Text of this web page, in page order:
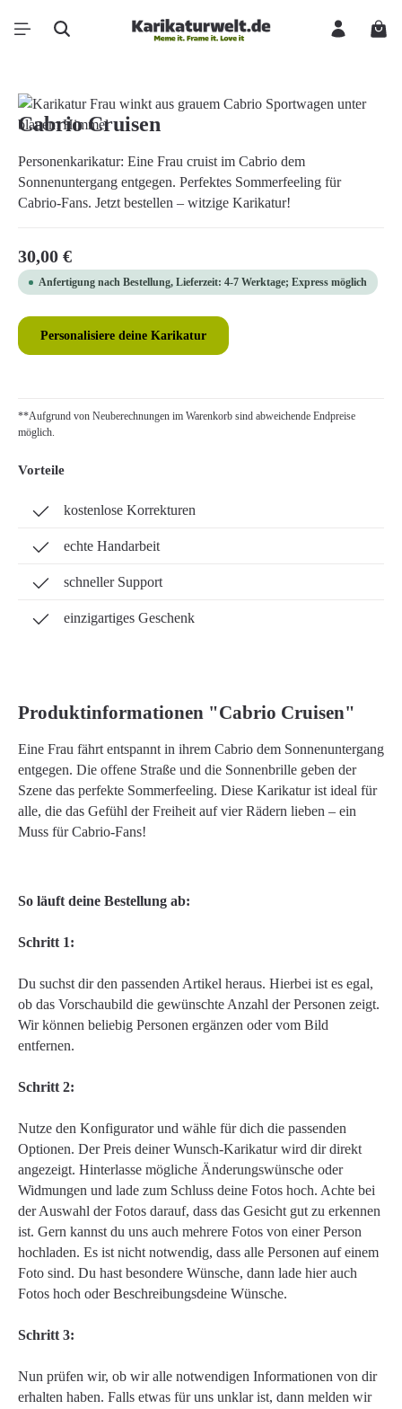
Zum Hauptinhalt springen
Bildergalerie überspringen
Cabrio Cruisen
Personenkarikatur: Eine Frau cruist im Cabrio dem
Sonnenuntergang entgegen. Perfektes Sommerfeeling für
Cabrio-Fans. Jetzt bestellen – witzige Karikatur!
Regulärer Preis:
30,00 €
Anfertigung nach Bestellung, Lieferzeit: 4-7 Werktage; Express möglich
Personalisiere deine Karikatur
**Aufgrund von Neuberechnungen im Warenkorb sind abweichende Endpreise
möglich.
Vorteile
kostenlose Korrekturen
echte Handarbeit
schneller Support
einzigartiges Geschenk
Produktinformationen "Cabrio Cruisen"
Eine Frau fährt entspannt in ihrem Cabrio dem Sonnenuntergang
entgegen. Die offene Straße und die Sonnenbrille geben der
Szene das perfekte Sommerfeeling. Diese Karikatur ist ideal für
alle, die das Gefühl der Freiheit auf vier Rädern lieben – ein
Muss für Cabrio-Fans!
So läuft deine Bestellung ab:
Schritt 1:
Du suchst dir den passenden Artikel heraus. Hierbei ist es egal,
ob das Vorschaubild die gewünschte Anzahl der Personen zeigt.
Wir können beliebig Personen ergänzen oder vom Bild
entfernen.
Schritt 2:
Nutze den Konfigurator und wähle für dich die passenden
Optionen. Der Preis deiner Wunsch-Karikatur wird dir direkt
angezeigt. Hinterlasse mögliche Änderungswünsche oder
Widmungen und lade zum Schluss deine Fotos hoch. Achte bei
der Auswahl der Fotos darauf, dass das Gesicht gut zu erkennen
ist. Gern kannst du uns auch mehrere Fotos von einer Person
hochladen. Es ist nicht notwendig, dass alle Personen auf einem
Foto sind. Du hast besondere Wünsche, dann lade hier auch
Fotos hoch oder Beschreibungsdeine Wünsche.
Schritt 3:
Nun prüfen wir, ob wir alle notwendigen Informationen von dir
erhalten haben. Falls etwas für uns unklar ist, dann melden wir